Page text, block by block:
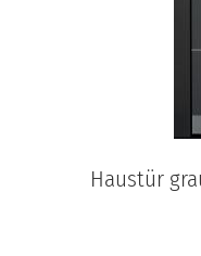
Haustür